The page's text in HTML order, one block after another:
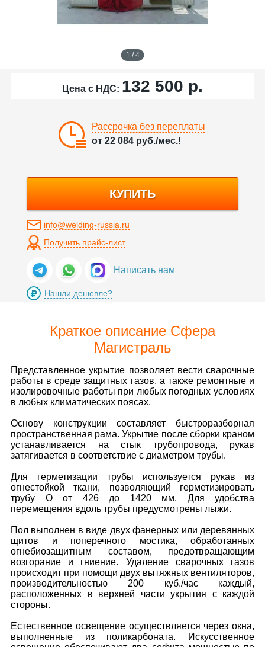
1 / 4
Цена с НДС: 132 500 р.
Рассрочка без переплаты
от 22 084 руб./мес.!
КУПИТЬ
info@welding-russia.ru
Получить прайс-лист
Написать нам
Нашли дешевле?
Краткое описание Сфера
Магистраль
Представленное укрытие позволяет вести сварочные
работы в среде защитных газов, а также ремонтные и
изолировочные работы при любых погодных условиях
в любых климатических поясах.
Основу конструкции составляет быстроразборная
пространственная рама. Укрытие после сборки краном
устанавливается на стык трубопровода, рукав
затягивается в соответствие с диаметром трубы.
Для герметизации трубы используется рукав из
огнестойкой ткани, позволяющий герметизировать
трубу O от 426 до 1420 мм. Для удобства
перемещения вдоль трубы предусмотрены лыжи.
Пол выполнен в виде двух фанерных или деревянных
щитов и поперечного мостика, обработанных
огнебиозащитным составом, предотвращающим
возгорание и гниение. Удаление сварочных газов
происходит при помощи двух вытяжных вентиляторов,
производительностью 200 куб./час каждый,
расположенных в верхней части укрытия с каждой
стороны.
Естественное освещение осуществляется через окна,
выполненные из поликарбоната. Искусственное